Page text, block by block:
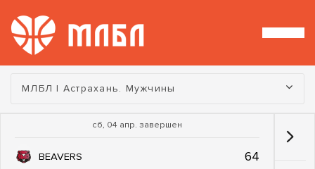
Турнир:
МЛБЛ | Астрахань. Мужчины
сб, 04 апр. завершен
BEAVERS 64